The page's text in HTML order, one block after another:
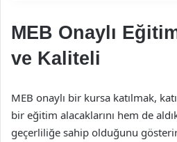
MEB Onaylı
ve Kaliteli
MEB onaylı bir kursa katılmak,
bir eğitim alacaklarını hem de
geçerliliğe sahip olduğunu